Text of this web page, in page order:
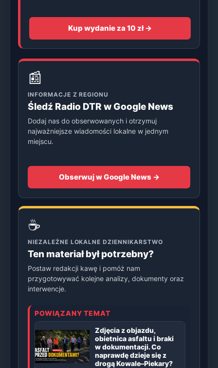
Kup wydanie za 10 zł →
📰
INFORMACJE Z REGIONU
Śledź Radio DTR w Google News
Dodaj nas do obserwowanych i otrzymuj
najważniejsze wiadomości lokalne w jednym
miejscu.
Obserwuj w Google News →
☕
NIEZALEŻNE LOKALNE DZIENNIKARSTWO
Ten materiał był potrzebny?
Postaw redakcji kawę i pomóż nam
przygotowywać kolejne analizy, dokumenty oraz
interwencje.
POWIĄZANY TEMAT
Zdjęcia z objazdu,
obietnica asfaltu i braki
w dokumentacji. Co
naprawdę dzieje się z
drogą Kowale–Piekary?